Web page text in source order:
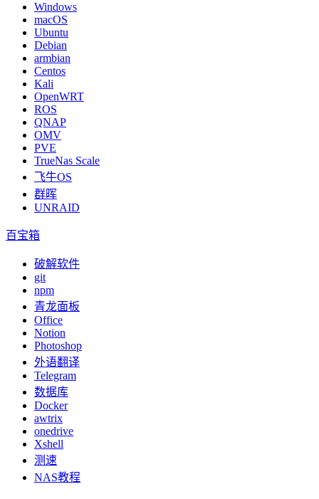
Windows
macOS
Ubuntu
Debian
armbian
Centos
Kali
OpenWRT
ROS
QNAP
OMV
PVE
TrueNas Scale
飞牛OS
群晖
UNRAID
百宝箱
破解软件
git
npm
青龙面板
Office
Notion
Photoshop
外语翻译
Telegram
数据库
Docker
awtrix
onedrive
Xshell
测速
NAS教程